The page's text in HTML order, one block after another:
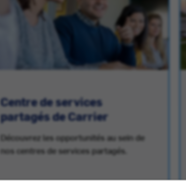
Centre de services
partagés de Carrier
Découvrez les opportunités au sein de
nos centres de services partagés.